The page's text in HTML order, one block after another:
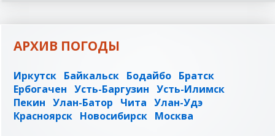
АРХИВ ПОГОДЫ
Иркутск Байкальск Бодайбо Братск
Ербогачен Усть-Баргузин Усть-Илимск
Пекин Улан-Батор Чита Улан-Удэ
Красноярск Новосибирск Москва